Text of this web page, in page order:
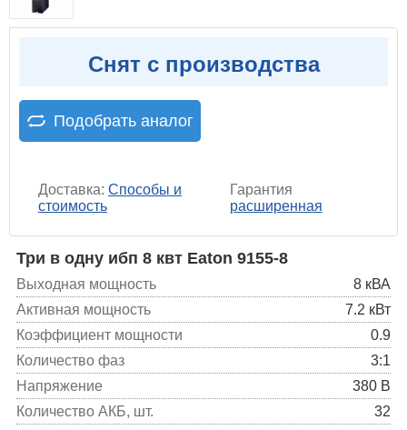
Снят с производства
Подобрать аналог
Доставка: Способы и
стоимость
Гарантия
расширенная
Три в одну ибп 8 квт Eaton 9155-8
Выходная мощность
8 кВА
Активная мощность
7.2 кВт
Коэффициент мощности
0.9
Количество фаз
3:1
Напряжение
380 В
Количество АКБ, шт.
32